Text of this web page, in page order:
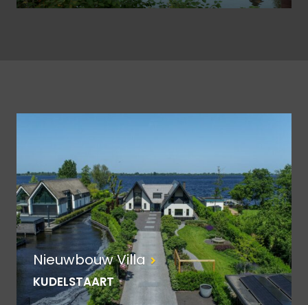
Nieuwbouw Villa
KUDELSTAART